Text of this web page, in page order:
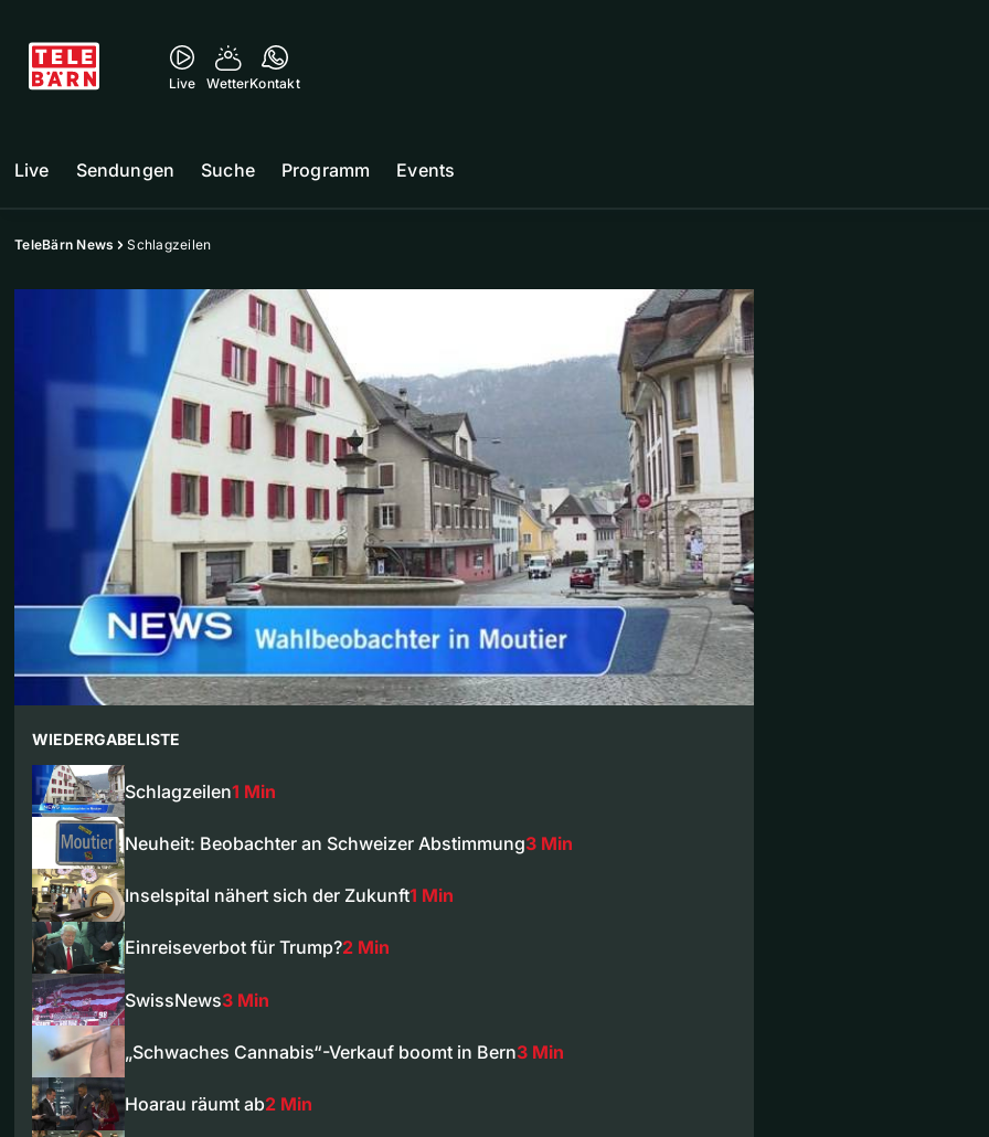
Live WetterKontakt
Live Sendungen Suche Programm Events
TeleBärn News Schlagzeilen
WIEDERGABELISTE
Schlagzeilen1 Min
Neuheit: Beobachter an Schweizer Abstimmung3 Min
Inselspital nähert sich der Zukunft1 Min
Einreiseverbot für Trump?2 Min
SwissNews3 Min
„Schwaches Cannabis“-Verkauf boomt in Bern3 Min
Hoarau räumt ab2 Min